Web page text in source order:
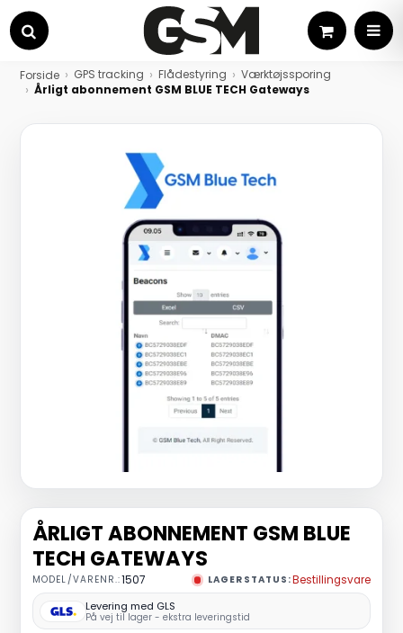
Søg
Kurv
Forside GPS tracking Flådestyring
Værktøjssporing
Årligt abonnement GSM BLUE TECH Gateways
ÅRLIGT ABONNEMENT GSM BLUE
TECH GATEWAYS
MODEL/VARENR.:1507 LAGERSTATUS:Bestillingsvare
Levering med GLS
På vej til lager - ekstra leveringstid